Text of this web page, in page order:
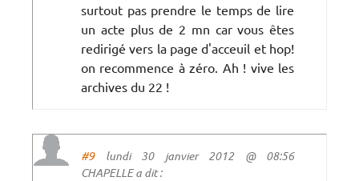
surtout pas prendre le temps de lire
un acte plus de 2 mn car vous êtes
redirigé vers la page d'acceuil et hop!
on recommence à zéro. Ah ! vive les
archives du 22 !
#9lundi 30 janvier 2012 @ 08:56
CHAPELLE a dit :